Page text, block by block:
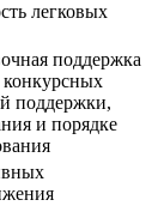
легковых
поддержка
поддержки,
и порядке